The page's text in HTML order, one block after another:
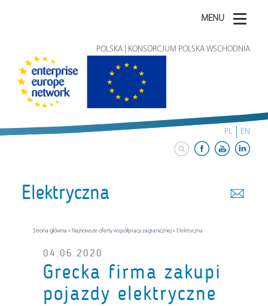
MENU
POLSKA | KONSORCJUM POLSKA WSCHODNIA
PL EN
Elektryczna
Strona główna » Najnowsze oferty współpracy zagranicznej» Elektryczna
04.06.2020
Grecka firma zakupi
pojazdy elektryczne